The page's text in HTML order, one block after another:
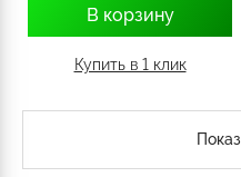
В корзину
Купить в 1 клик